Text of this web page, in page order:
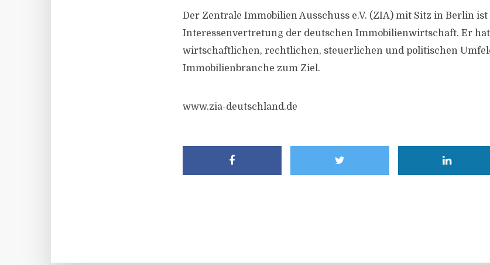
Der Zentrale Immobilien Ausschuss e.V. (ZIA) mit Sitz in Berlin ist
Interessenvertretung der deutschen Immobilienwirtschaft. Er hat
wirtschaftlichen, rechtlichen, steuerlichen und politischen
Immobilienbranche zum Ziel.
www.zia-deutschland.de